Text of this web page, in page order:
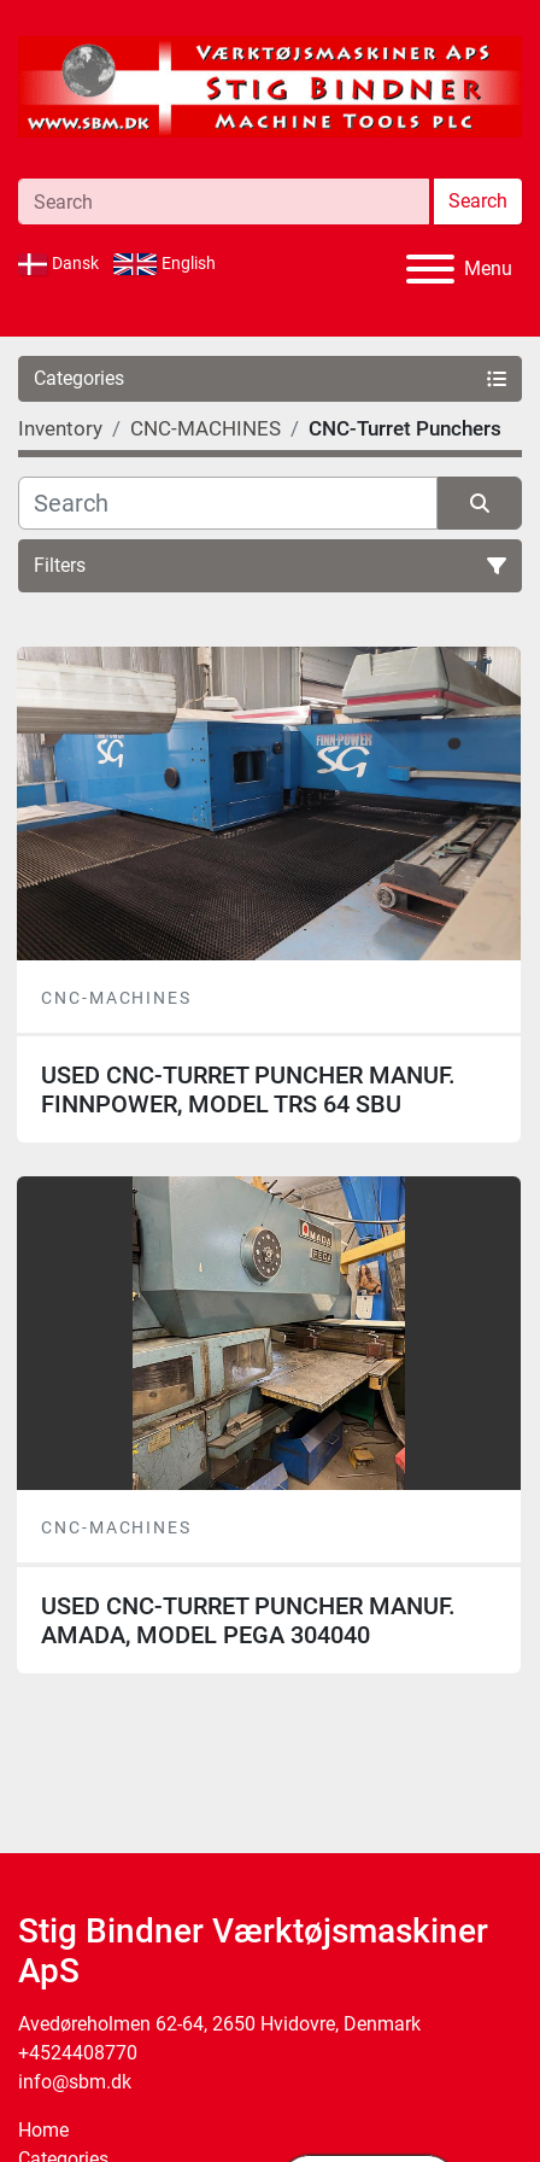
Search
Dansk English Menu
Categories
Inventory CNC-MACHINES CNC-Turret Punchers
Filters
CNC-MACHINES
USED CNC-TURRET PUNCHER MANUF.
FINNPOWER, MODEL TRS 64 SBU
CNC-MACHINES
USED CNC-TURRET PUNCHER MANUF.
AMADA, MODEL PEGA 304040
Stig Bindner Værktøjsmaskiner
ApS
Avedøreholmen 62-64, 2650 Hvidovre, Denmark
+4524408770
info@sbm.dk
Home